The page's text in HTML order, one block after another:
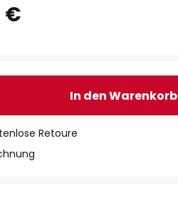
€
In den Warenkorb
Retoure